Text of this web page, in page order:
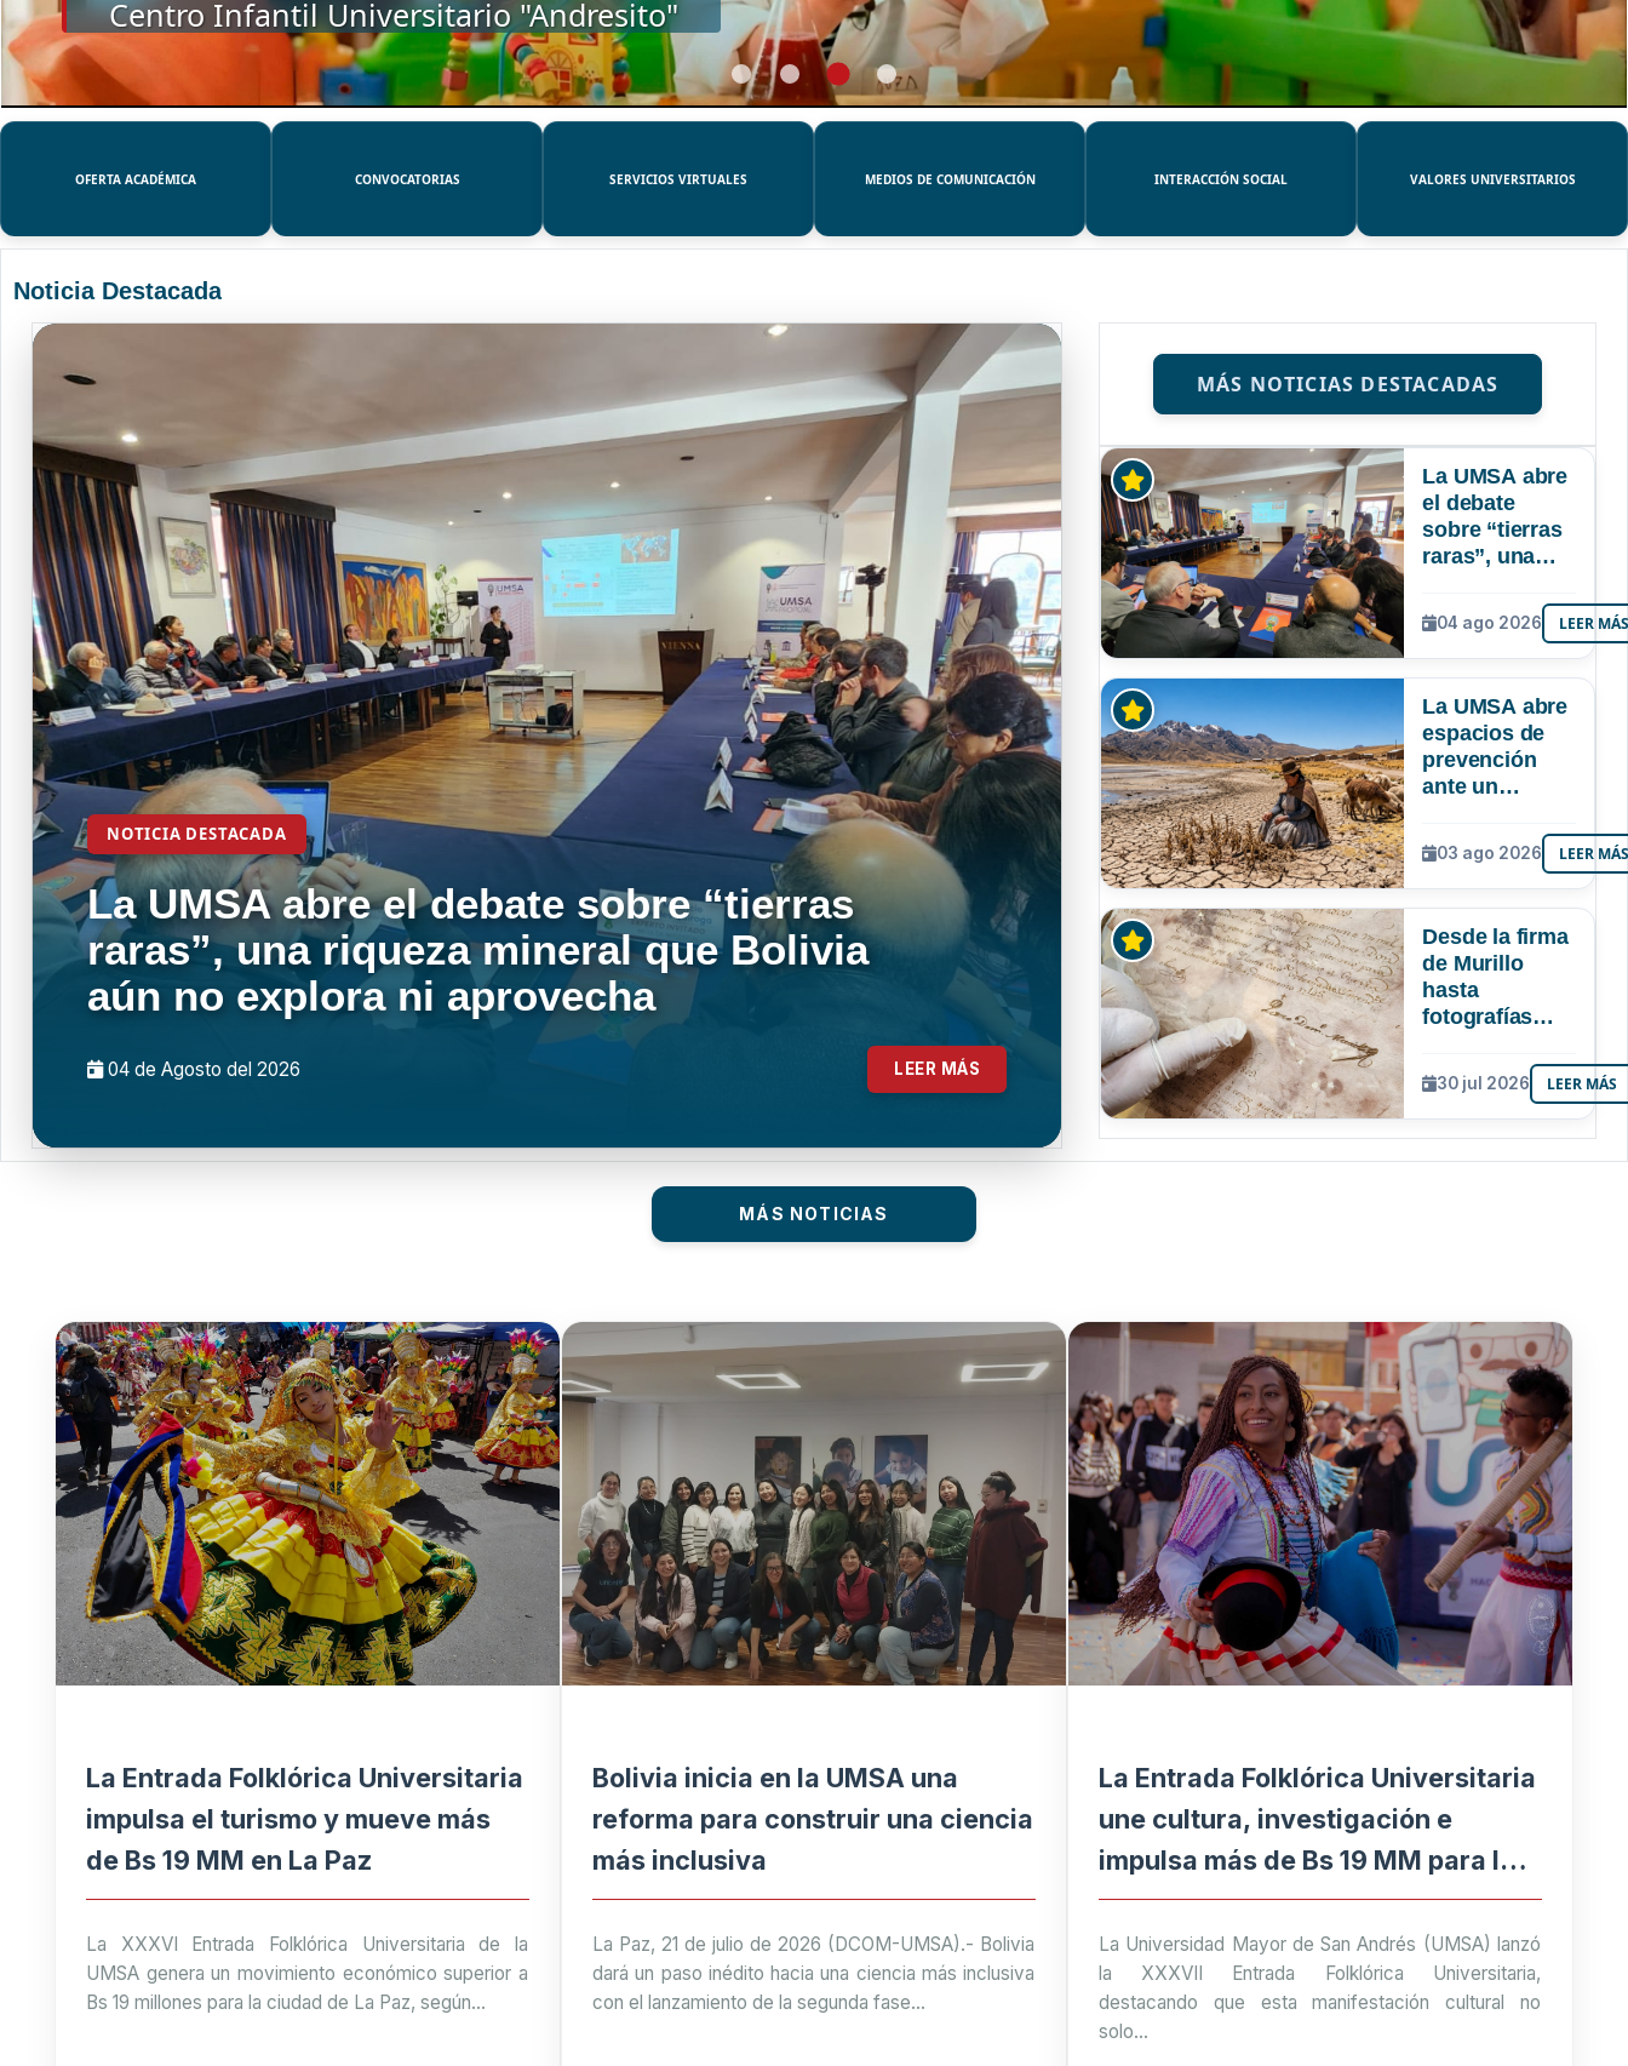
SSUE
OFERTA ACADÉMICA CONVOCATORIAS SERVICIOS VIRTUALES MEDIOS DE COMUNICACIÓN INTERACCIÓN SOCIAL VALORES UNIVERSITARIOS
Noticia Destacada
NOTICIA DESTACADA
La UMSA abre el debate sobre “tierras
raras”, una riqueza mineral que Bolivia
aún no explora ni aprovecha
04 de Agosto del 2026 LEER MÁS
MÁS NOTICIAS DESTACADAS
La UMSA abre
el debate
sobre “tierras
raras”, una
mineral que
Bolivia aún no
explora ni
04 ago 2026 LEER
La UMSA abre
espacios de
prevención
ante un
Niño que
podría superar
a los tres
Bolivia
03 ago 2026 LEER
Desde la firma
de Murillo
hasta
fotografías
UMSA
resguarda 6
joyas de la
30 jul 2026 LEER MÁS
MÁS NOTICIAS
La Entrada Folklórica Universitaria
impulsa el turismo y mueve más
de Bs 19 MM en La Paz
La XXXVI Entrada Folklórica Universitaria de la
UMSA genera un movimiento económico superior a
Bs 19 millones para la ciudad de La Paz, según...
Bolivia inicia en la UMSA una
reforma para construir una ciencia
más inclusiva
La Paz, 21 de julio de 2026 (DCOM-UMSA).- Bolivia
dará un paso inédito hacia una ciencia más inclusiva
con el lanzamiento de la segunda fase...
La Entrada Folklórica Universitaria
une cultura, investigación e
impulsa más de Bs 19 MM para la
economía paceña
La Universidad Mayor de San Andrés (UMSA) lanzó
la XXXVII Entrada Folklórica Universitaria,
destacando que esta manifestación cultural no
solo...